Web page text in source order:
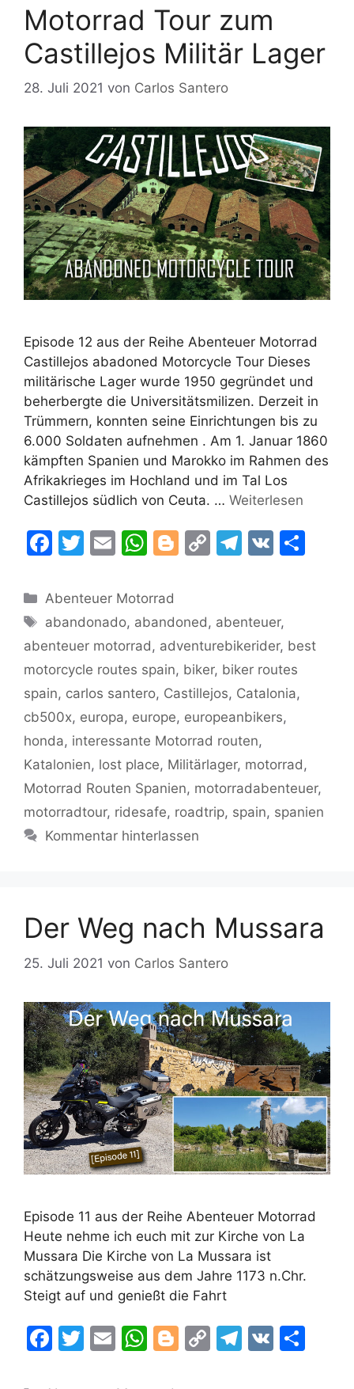
Motorrad Tour zum
Castillejos Militär Lager
28. Juli 2021 von Carlos Santero
Episode 12 aus der Reihe Abenteuer Motorrad
Castillejos abadoned Motorcycle Tour Dieses
militärische Lager wurde 1950 gegründet und
beherbergte die Universitätsmilizen. Derzeit in
Trümmern, konnten seine Einrichtungen bis zu
6.000 Soldaten aufnehmen . Am 1. Januar 1860
kämpften Spanien und Marokko im Rahmen des
Afrikakrieges im Hochland und im Tal Los
Castillejos südlich von Ceuta. … Weiterlesen
F
c
e
b
o
o
k
T
itt
er
E
ai
l
W
at
s
A
p
p
Bl
g
er
C
y
Li
n
k
T
gr
a
m
V
Kategorien
Abenteuer Motorrad
Schlagwörter
abandonado, abandoned, abenteuer,
abenteuer motorrad, adventurebikerider, best
motorcycle routes spain, biker, biker routes
spain, carlos santero, Castillejos, Catalonia,
cb500x, europa, europe, europeanbikers,
honda, interessante Motorrad routen,
Katalonien, lost place, Militärlager, motorrad,
Motorrad Routen Spanien, motorradabenteuer,
motorradtour, ridesafe, roadtrip, spain, spanien
Kommentar hinterlassen
Der Weg nach Mussara
25. Juli 2021 von Carlos Santero
Episode 11 aus der Reihe Abenteuer Motorrad
Heute nehme ich euch mit zur Kirche von La
Mussara Die Kirche von La Mussara ist
schätzungsweise aus dem Jahre 1173 n.Chr.
Steigt auf und genießt die Fahrt
F
T
E
W Bl C
T
V